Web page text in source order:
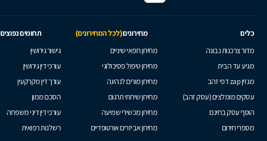
כלים מחירונים(לכל המחירונים) תחומים נפוצים
מדור צרכנות נבונה
מגיע עד הבית
מגזין zap דפי זהב
עסקים מומלצים (עסק זהב)
הוסף עסק בחינם
מספרי חירום
מחירון רופאי שיניים
מחירון טיפול פסיכולוגי
מחירון מורים לנהיגה
מחירון שירותי תרגום
מחירון מכשירי שמיעה
מחירון אביזרים אורטופדיים
גישור גירושין
עורכי דין גירושין
עורך דין מקרקעין
הסכם ממון
עורכי דין דיני משפחה
רשלנות רפואית